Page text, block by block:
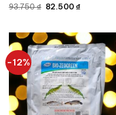
93.750₫ Giá
82.500₫Giá
82.500 ₫.
-12%